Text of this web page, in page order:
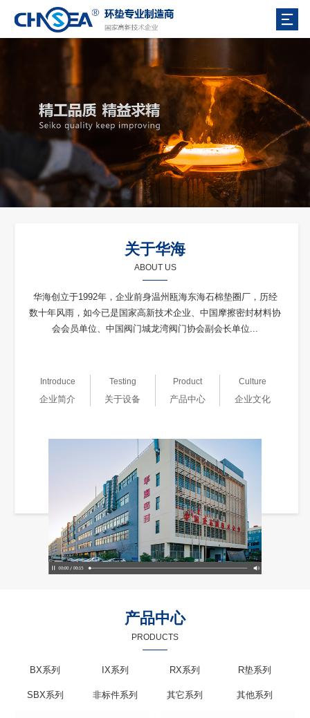
关于华海
ABOUT US
华海创立于1992年，企业前身温州瓯海东海石棉垫圈厂，历经
数十年风雨，如今已是国家高新技术企业、中国摩擦密封材料协
会会员单位、中国阀门城龙湾阀门协会副会长单位...
Introduce
企业简介
Testing
关于设备
Product
产品中心
Culture
企业文化
产品中心
PRODUCTS
BX系列 IX系列 RX系列 R垫系列
SBX系列 非标件系列 其它系列 其他系列